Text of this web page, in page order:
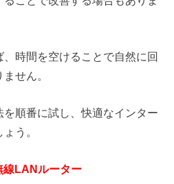
時間を空けることで自然に回
せん。
順番に試し、快適なインター
う。
LANルーター